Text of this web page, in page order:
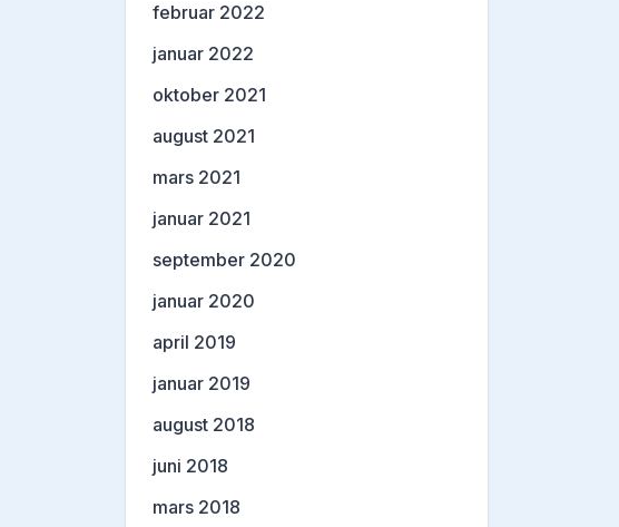
februar 2022
januar 2022
oktober 2021
august 2021
mars 2021
januar 2021
september 2020
januar 2020
april 2019
januar 2019
august 2018
juni 2018
mars 2018